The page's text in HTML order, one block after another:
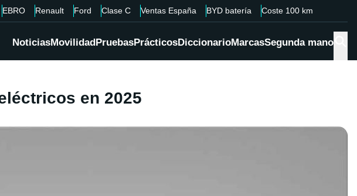
EBRO Renault Ford Clase C Ventas España BYD batería Coste 100 km
NoticiasMovilidadPruebasPrácticosDiccionarioMarcasSegunda mano
en 2025